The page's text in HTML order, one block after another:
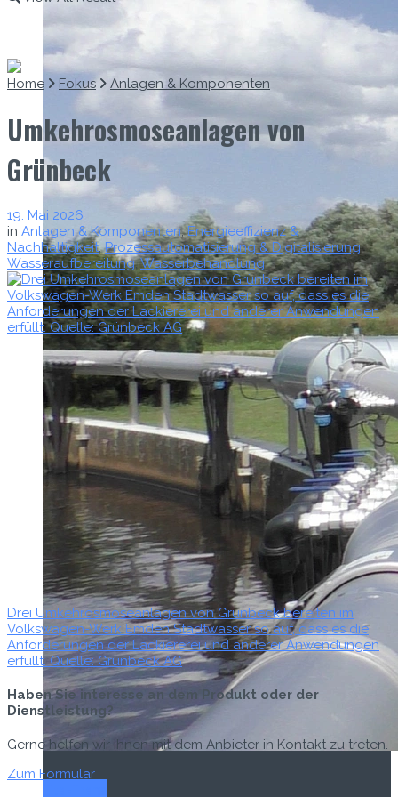
Home Fokus Anlagen & Komponenten
Umkehrosmoseanlagen von
Grünbeck
19. Mai 2026
in Anlagen & Komponenten,Energieeffizienz &
Nachhaltigkeit,Prozessautomatisierung & Digitalisierung,
Wasseraufbereitung,Wasserbehandlung
Drei Umkehrosmoseanlagen von Grünbeck bereiten im
Volkswagen-Werk Emden Stadtwasser so auf, dass es die
Anforderungen der Lackiererei und anderer Anwendungen
erfüllt. Quelle: Grünbeck AG
Haben Sie interesse an dem Produkt oder der
Dienstleistung?
Gerne helfen wir Ihnen mit dem Anbieter in Kontakt zu treten.
Zum Formular